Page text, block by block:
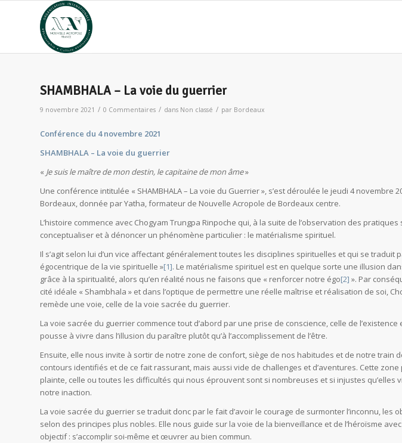
SHAMBHALA – La voie du guerrier
9 novembre 2021 / 0 Commentaires / dans Non classé / par Bordeaux
Conférence du 4 novembre 2021
SHAMBHALA – La voie du guerrier
« Je suis le maître de mon destin, le capitaine de mon âme»
Une conférence intitulée « SHAMBHALA – La voie du Guerrier », s’est déroulée le jeudi 4 novembre
Bordeaux, donnée par Yatha, formateur de Nouvelle Acropole de Bordeaux centre.
L’histoire commence avec Chogyam Trungpa Rinpoche qui, à la suite de l’observation des
conceptualiser et à dénoncer un phénomène particulier : le matérialisme spirituel.
Il s’agit selon lui d’un vice affectant généralement toutes les disciplines spirituelles et qui se traduit
égocentrique de la vie spirituelle »[1]. Le matérialisme spirituel est en quelque sorte une illusion
grâce à la spiritualité, alors qu’en réalité nous ne faisons que « renforcer notre égo[2] ». Par
cité idéale « Shambhala » et dans l’optique de permettre une réelle maîtrise et réalisation de soi,
remède une voie, celle de la voie sacrée du guerrier.
La voie sacrée du guerrier commence tout d’abord par une prise de conscience, celle de l’existence
pousse à vivre dans l’illusion du paraître plutôt qu’à l’accomplissement de l’être.
Ensuite, elle nous invite à sortir de notre zone de confort, siège de nos habitudes et de notre train
contours identifiés et de ce fait rassurant, mais aussi vide de challenges et d’aventures. Cette
plainte, celle ou toutes les difficultés qui nous éprouvent sont si nombreuses et si injustes qu’elles
notre inaction.
La voie sacrée du guerrier se traduit donc par le fait d’avoir le courage de surmonter l’inconnu, les
selon des principes plus nobles. Elle nous guide sur la voie de la bienveillance et de l’héroïsme
objectif : s’accomplir soi-même et œuvrer au bien commun.